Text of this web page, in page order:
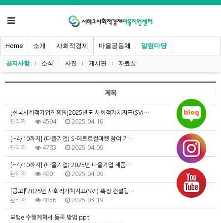
Home 소개 사회적경제 마을공동체 알림마당
공지사항 소식 사진 게시판 자료실
제목
[한국사회적기업진흥원]2025년도 사회적가치지표(SVI…
관리자
4594 2025.04.16
[~4/10까지] (마을기업) S-메트로컬마켓 참여 기…
관리자
4783 2025.04.09
[~4/10까지] (마을기업) 2025년 마을기업 제품…
관리자
4801 2025.04.09
[공고]「2025년 사회적가치지표(SVI) 측정 컨설팅…
관리자
4836 2025.03.19
보탬e 수행계획서 등록 방법 ppt